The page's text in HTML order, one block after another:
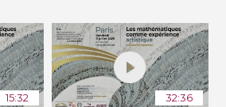
15:32 32:36